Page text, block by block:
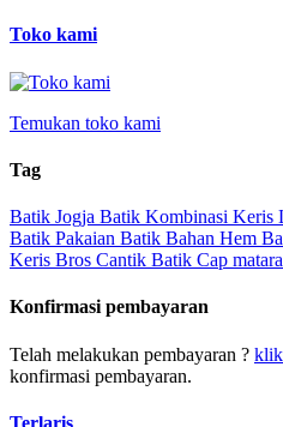
Toko kami
Temukan toko kami
Tag
Batik Jogja Batik Kombinasi Keris
Batik Pakaian Batik Bahan Hem
Keris Bros Cantik Batik Cap
Konfirmasi pembayaran
Telah melakukan pembayaran ?
konfirmasi pembayaran.
Terlaris